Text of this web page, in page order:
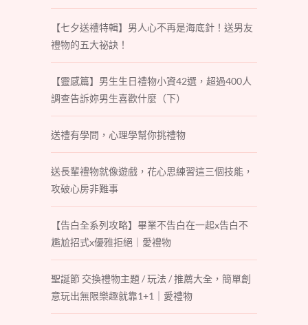
【七夕送禮特輯】男人心不再是海底針！送男友
禮物的五大祕訣！
【靈感篇】男生生日禮物小資42選，超過400人
調查告訴妳男生喜歡什麼（下）
送禮有學問，心理學幫你挑禮物
送長輩禮物就像遊戲，花心思練習這三個技能，
攻破心房非難事
【告白全系列攻略】畢業不告白在一起x告白不
尷尬招式x優雅拒絕｜愛禮物
聖誕節 交換禮物主題 / 玩法 / 推薦大全，簡單創
意玩出無限樂趣就靠1+1｜愛禮物